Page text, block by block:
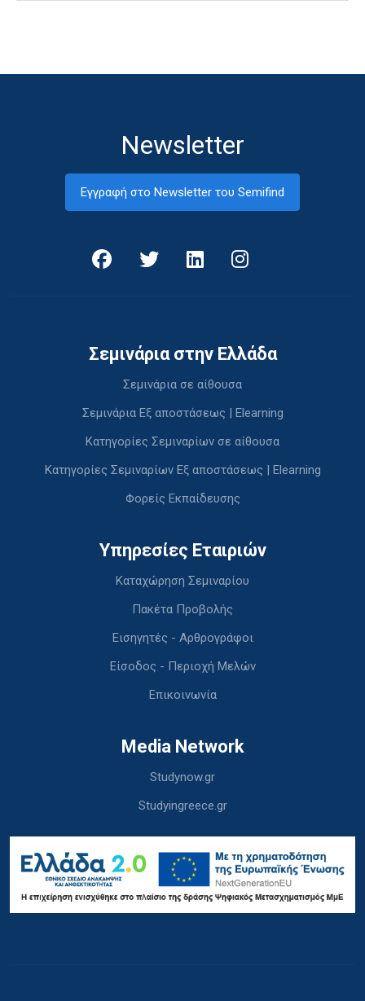
Newsletter
Εγγραφή στο Newsletter του Semifind
Σεμινάρια στην Ελλάδα
Σεμινάρια σε αίθουσα
Σεμινάρια Εξ αποστάσεως | Elearning
Κατηγορίες Σεμιναρίων σε αίθουσα
Κατηγορίες Σεμιναρίων Εξ αποστάσεως | Elearning
Φορείς Εκπαίδευσης
Υπηρεσίες Εταιριών
Καταχώρηση Σεμιναρίου
Πακέτα Προβολής
Εισηγητές - Αρθρογράφοι
Είσοδος - Περιοχή Μελών
Επικοινωνία
Media Network
Studynow.gr
Studyingreece.gr